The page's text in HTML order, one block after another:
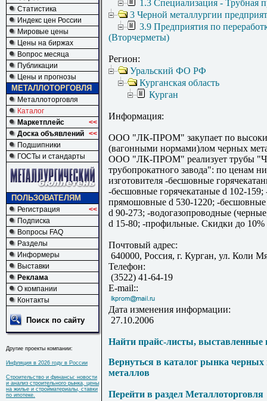
Статистика
Индекс цен России
Мировые цены
Цены на биржах
Вопрос месяца
Публикации
Цены и прогнозы
МЕТАЛЛОТОРГОВЛЯ
Металлоторговля
Каталог
Маркетплейс
<<
Доска объявлений <<
Подшипники
ГОСТы и стандарты
ПОЛЬЗОВАТЕЛЯМ
Регистрация
<<
Подписка
Вопросы FAQ
Разделы
Информеры
Выставки
Реклама
О компании
Контакты
Поиск по сайту
Другие проекты компании:
Инфляция в 2026 году в России
Строительство и финансы: новости
и анализ строительного рынка, цены
на жилье и стройматериалы, ставки
по ипотеке.
1.3 Специализация - Трубная
3 Черной металлургии
3.9 Предприятия по
(Вторчерметы)
Регион:
Уральский ФО РФ
Курганская область
Курган
Информация:
ООО "ЛК-ПРОМ" закупает по
(вагонными нормами)лом черных
ООО "ЛК-ПРОМ" реализует трубы
трубопрокатного завода": по ценам
изготовителя -бесшовные
-бесшовные горячекатаные d 102-159;
прямошовные d 530-1220; -бесшовные
d 90-273; -водогазопроводные
d 15-80; -профильные. Скидки до 10%
Почтовый адрес:
640000, Россия, г. Курган, ул. Коли
Телефон:
(3522) 41-64-19
E-mail::
Дата изменения информации:
27.10.2006
Найти прайс-листы, выставленные
Вернуться в каталог рынка
металлов
Перейти в раздел Металлоторговля